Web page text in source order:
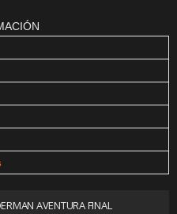
AVENTURA FINAL